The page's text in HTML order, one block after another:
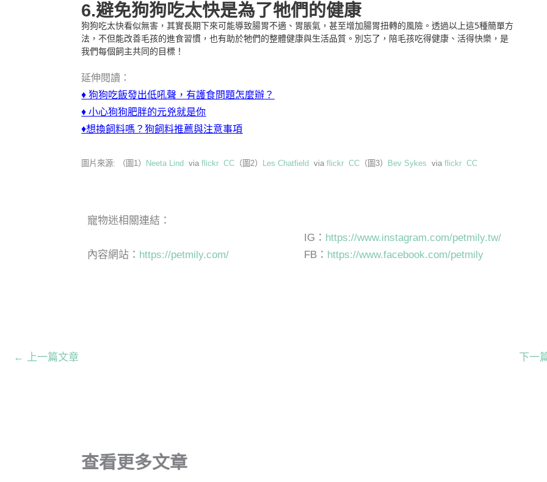
6.避免狗狗吃太快是為了牠們的健康
狗狗吃太快看似無害，其實長期下來可能導致腸胃不適、胃脹氣，甚至增加腸胃扭轉的風險。透過以上這5種簡單方
法，不但能改善毛孩的進食習慣，也有助於牠們的整體健康與生活品質。別忘了，陪毛孩吃得健康、活得快樂，是
我們每個飼主共同的目標！
延伸閱讀：
♦狗狗吃飯發出低吼聲，有護食問題怎麼辦？
♦小心狗狗肥胖的元兇就是你
♦想換飼料嗎？狗飼料推薦與注意事項
圖片來源: （圖1） Neeta Lind viaflickr CC （圖2） Les Chatfield viaflickr CC （圖3） Bev Sykes viaflickr CC
寵物迷相關連結：
內容網站： https://petmily.com/
IG： https://www.instagram.com/petmily.tw/
FB： https://www.facebook.com/petmily
← 上一篇文章 下一
查看更多文章